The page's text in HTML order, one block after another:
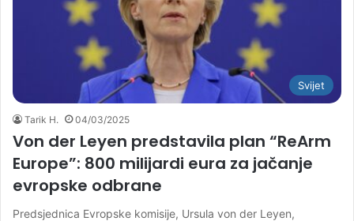
Svijet
Tarik H. 04/03/2025
Von der Leyen predstavila plan “ReArm
Europe”: 800 milijardi eura za jačanje
evropske odbrane
Predsjednica Evropske komisije, Ursula von der Leyen,